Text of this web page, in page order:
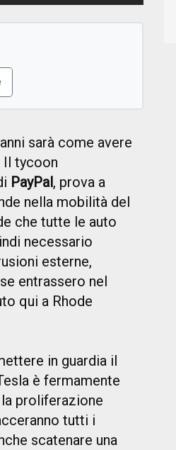
sarà come avere
Il tycoon
PayPal, prova a
nella mobilità del
che tutte le auto
necessario
esterne,
entrassero nel
qui a Rhode
in guardia il
è fermamente
proliferazione
tutti i
scatenare una